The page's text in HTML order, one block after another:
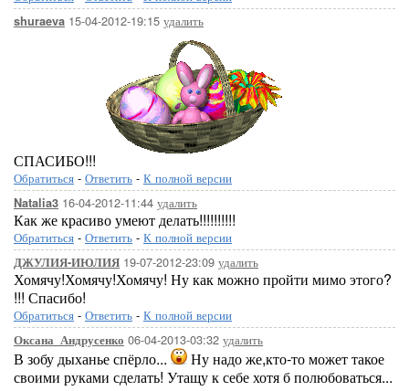
shuraeva 15-04-2012-19:15 удалить
СПАСИБО!!!
Обратиться - Ответить - К полной версии
Natalia3 16-04-2012-11:44 удалить
Как же красиво умеют делать!!!!!!!!!!
Обратиться - Ответить - К полной версии
ДЖУЛИЯ-ИЮЛИЯ 19-07-2012-23:09 удалить
Хомячу!Хомячу!Хомячу! Ну как можно пройти мимо этого?
!!! Спасибо!
Обратиться - Ответить - К полной версии
Оксана_Андрусенко 06-04-2013-03:32 удалить
В зобу дыханье спёрло...
Ну надо же,кто-то может такое
своими руками сделать! Утащу к себе хотя б полюбоваться...